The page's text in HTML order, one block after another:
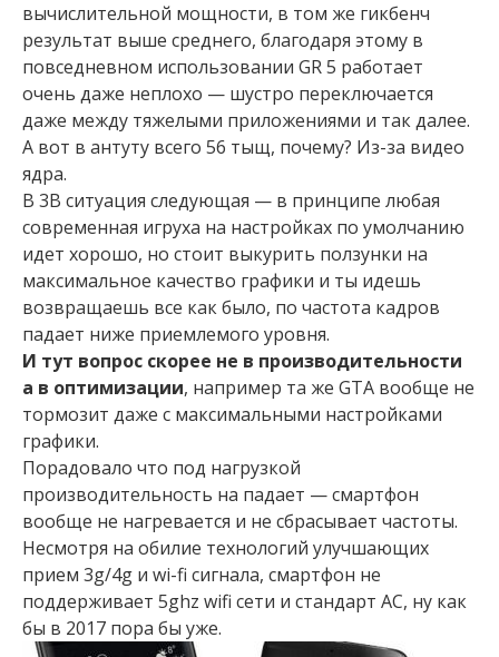
вычислительной мощности, в том же гикбенч
результат выше среднего, благодаря этому в
повседневном использовании GR 5 работает
очень даже неплохо — шустро переключается
даже между тяжелыми приложениями и так далее.
А вот в антуту всего 56 тыщ, почему? Из-за видео
ядра.
В 3В ситуация следующая — в принципе любая
современная игруха на настройках по умолчанию
идет хорошо, но стоит выкурить ползунки на
максимальное качество графики и ты идешь
возвращаешь все как было, по частота кадров
падает ниже приемлемого уровня.
И тут вопрос скорее не в производительности
а в оптимизации, например та же GTA вообще не
тормозит даже с максимальными настройками
графики.
Порадовало что под нагрузкой
производительность на падает — смартфон
вообще не нагревается и не сбрасывает частоты.
Несмотря на обилие технологий улучшающих
прием 3g/4g и wi-fi сигнала, смартфон не
поддерживает 5ghz wifi сети и стандарт AC, ну как
бы в 2017 пора бы уже.